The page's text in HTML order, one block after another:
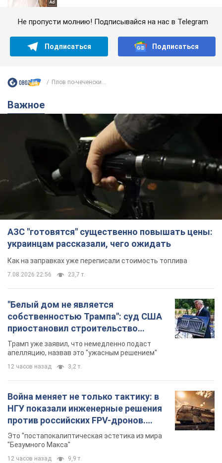
Не пропусти молнию! Подписывайся на нас в Telegram
Подписаться Подписаться
Плов по-чеченски...
Важное
АЗС "готовятся" существенно повышать цены:
украинцам рассказали, чего ожидать
Как на заправках уже переписали стоимость топлива
7.08.2026 22:56 23,7 т.
"Белый дом не является
собственностью Трампа": суд США
приостановил строительство
бального зала стоимостью 400 млн
долларов
Трамп уже заявил, что немедленно подаст
апелляцию, назвав это "ужасным решением"
12 часов назад 3,2 т.
Война меняет не только тактику: в
НГУ показали инженерные решения
против российских FPV-дронов.
Фото
Это "постапокалиптическая эстетика из мира
"Безумного Макса"
12 часов назад 9,9 т.